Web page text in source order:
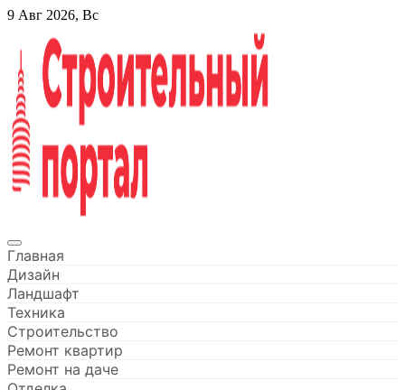
Перейти
содержанию
9 Авг 2026, Вс
Строительный портал
Главная
Дизайн
Ландшафт
Техника
Строительство
Ремонт квартир
Ремонт на даче